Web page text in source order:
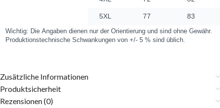
Zusätzliche Informationen
Produktsicherheit
Rezensionen (0)